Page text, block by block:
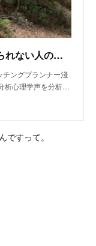
『スーパーで試食して買わずにいられない人の気持ち』
チングプランナー淺
析心理学声を分析…
ですって。